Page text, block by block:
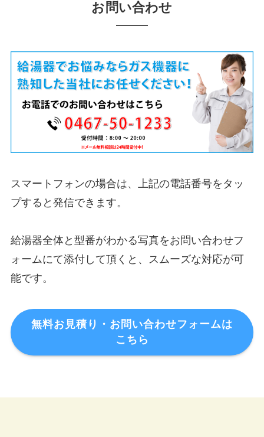
お問い合わせ
スマートフォンの場合は、上記の電話番号をタッ
プすると発信できます。
給湯器全体と型番がわかる写真をお問い合わせフ
ォームにて添付して頂くと、スムーズな対応が可
能です。
無料お見積り・お問い合わせフォームは
こちら